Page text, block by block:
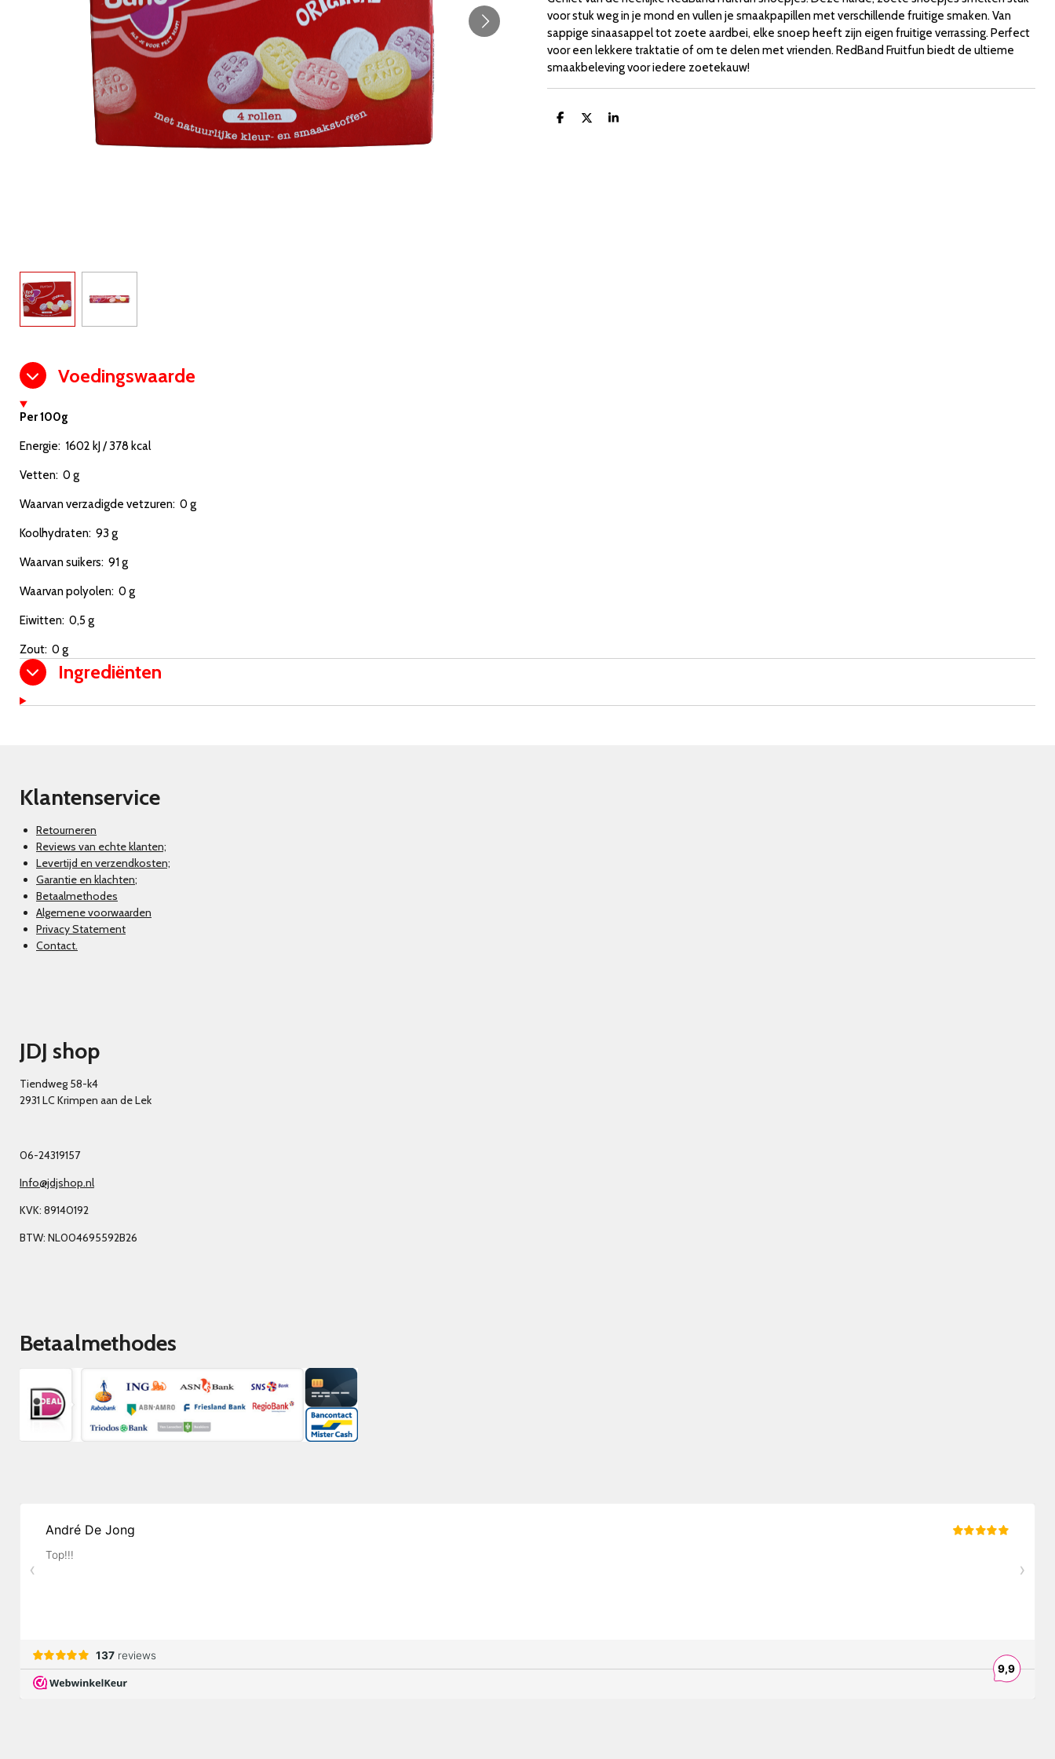
voor stuk weg in je mond en vullen je smaakpapillen met verschillende fruitige smaken. Van
sappige sinaasappel tot zoete aardbei, elke snoep heeft zijn eigen fruitige verrassing. Perfect
voor een lekkere traktatie of om te delen met vrienden. RedBand Fruitfun biedt de ultieme
smaakbeleving voor iedere zoetekauw!
D
D
S
Voedingswaarde
Per 100g
Energie: 1602 kJ / 378 kcal
Vetten: 0 g
Waarvan verzadigde vetzuren: 0 g
Koolhydraten: 93 g
Waarvan suikers: 91 g
Waarvan polyolen: 0 g
Eiwitten: 0,5 g
Zout: 0 g
Ingrediënten
Klantenservice
Retourneren
Reviews van echte klanten;
Levertijd en verzendkosten;
Garantie en klachten;
Betaalmethodes
Algemene voorwaarden
Privacy Statement
Contact.
JDJ shop
Tiendweg 58-k4
2931 LC Krimpen aan de Lek
06-24319157
Info@jdjshop.nl
KVK: 89140192
BTW: NL004695592B26
Betaalmethodes